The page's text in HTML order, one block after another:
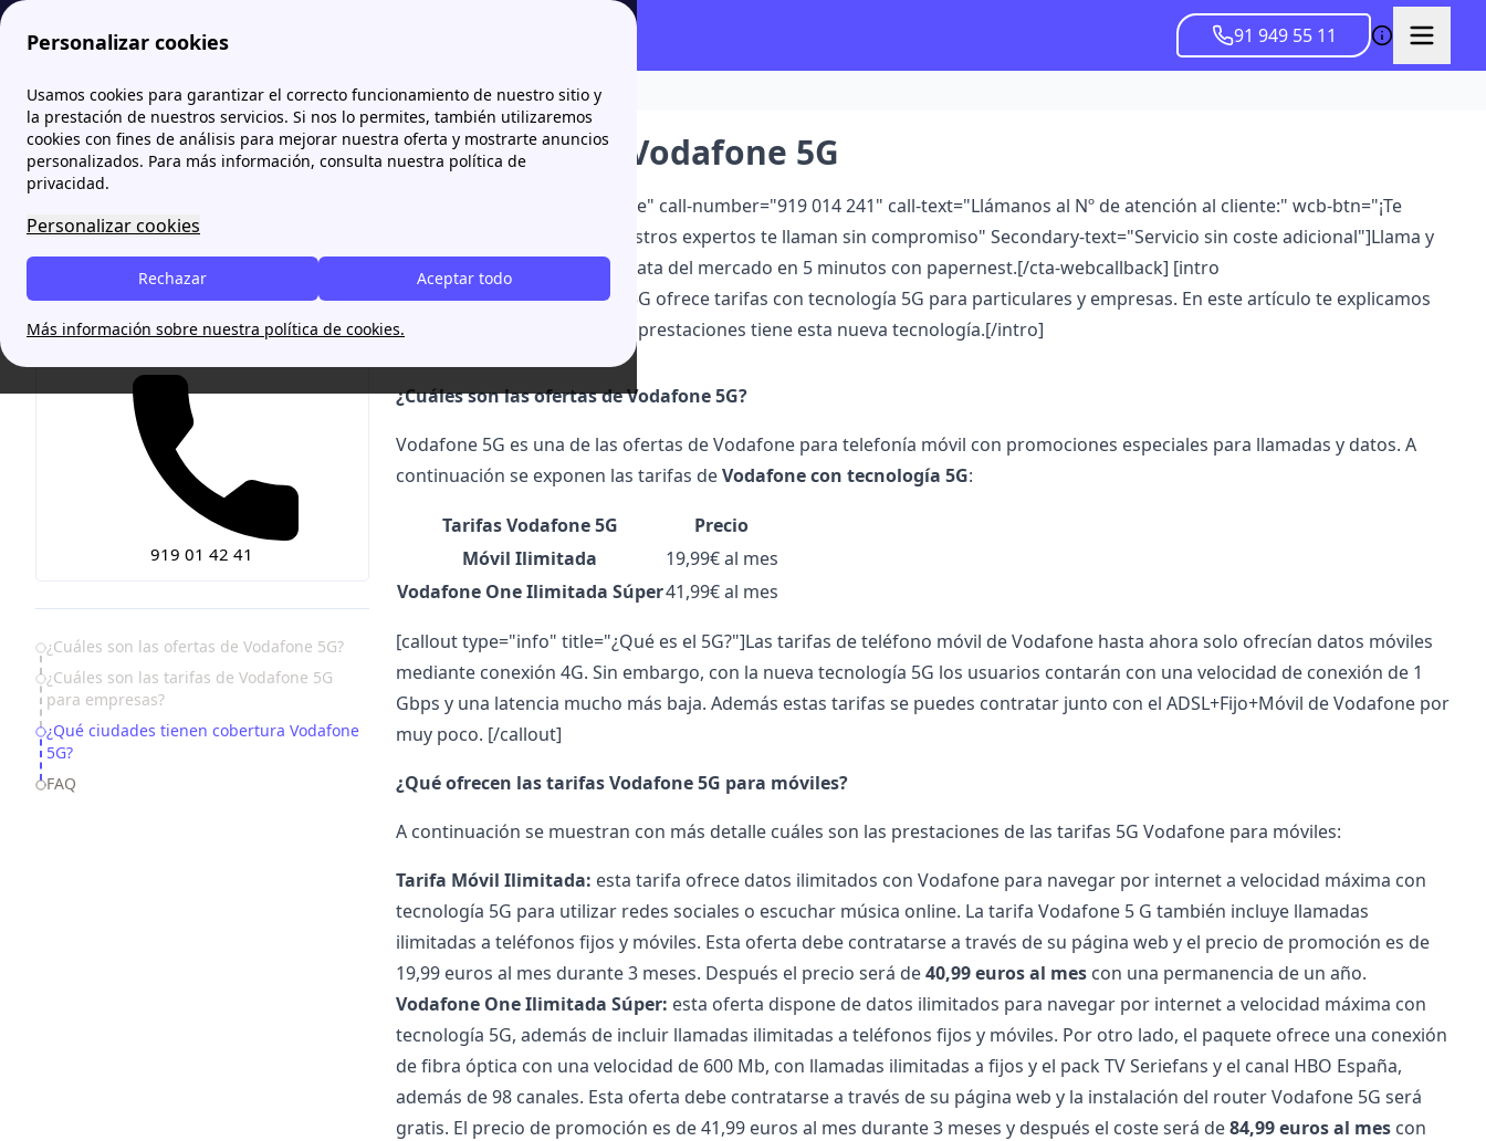
Personalizar cookies
Usamos cookies para garantizar el correcto funcionamiento de nuestro sitio y
la prestación de nuestros servicios. Si nos lo permites, también utilizaremos
cookies con fines de análisis para mejorar nuestra oferta y mostrarte anuncios
personalizados. Para más información, consulta nuestra política de
privacidad.
Personalizar cookies
Aceptar todo
Rechazar
Más información sobre nuestra política de cookies.
91 949 55 11
Zona Internet Ofertas de Vodafone Las tarifas de Vodafone 5G
Te ayudamos gratis
919 01 42 41
Table of Contents
¿Cuáles son las ofertas de Vodafone 5G?
¿Cuáles son las tarifas de Vodafone 5G
para empresas?
¿Qué ciudades tienen cobertura Vodafone
5G?
FAQ
Las tarifas de Vodafone 5G
[cta-webcallback color="white" call-number="919 014 241" call-text="Llámanos al Nº de atención al cliente:" wcb-btn="¡Te
llamamos!" wcb-text="O nuestros expertos te llaman sin compromiso" Secondary-text="Servicio sin coste adicional"]Llama y
contrata la tarifa 5G más barata del mercado en 5 minutos con papernest.[/cta-webcallback] [intro
title="Resumen:"]Vodafone 5G ofrece tarifas con tecnología 5G para particulares y empresas. En este artículo te explicamos
cuáles son sus precios y qué prestaciones tiene esta nueva tecnología.[/intro]
¿Cuáles son las ofertas de Vodafone 5G?
Vodafone 5G es una de las ofertas de Vodafonepara telefonía móvil con promociones especiales para llamadas y datos. A
continuación se exponen las tarifas deVodafone con tecnología 5G:
Tarifas Vodafone 5G
Precio
Móvil Ilimitada
19,99€ al mes
Vodafone One Ilimitada Súper41,99€ al mes
[callout type="info" title="¿Qué es el 5G?"]Las tarifas de teléfono móvil de Vodafonehasta ahora solo ofrecían datos móviles
mediante conexión 4G. Sin embargo, con la nueva tecnología 5G los usuarios contarán con una velocidad de conexión de 1
Gbps y una latencia mucho más baja. Además estas tarifas se puedes contratar junto con el ADSL+Fijo+Móvil de Vodafonepor
muy poco. [/callout]
¿Qué ofrecen las tarifas Vodafone 5G para móviles?
A continuación se muestran con más detalle cuáles son las prestaciones de las tarifas 5G Vodafone para móviles:
Tarifa Móvil Ilimitada: esta tarifa ofrece datos ilimitados con Vodafonepara navegar por internet a velocidad máxima con
tecnología 5G para utilizar redes sociales o escuchar música online. La tarifa Vodafone 5 G también incluye llamadas
ilimitadas a teléfonos fijos y móviles. Esta oferta debe contratarse a través de su página web y el precio de promoción es de
19,99 euros al mes durante 3 meses. Después el precio será de40,99 euros al mescon una permanencia de un año.
Vodafone One Ilimitada Súper: esta oferta dispone de datos ilimitados para navegar por internet a velocidad máxima con
tecnología 5G, además de incluir llamadas ilimitadas a teléfonos fijos y móviles. Por otro lado, el paquete ofrece una conexión
de fibra óptica con una velocidad de 600 Mb, con llamadas ilimitadas a fijos y el pack TV Seriefans y el canal HBO España,
además de 98 canales. Esta oferta debe contratarse a través de su página web y la instalación del router Vodafone 5G será
gratis. El precio de promoción es de 41,99 euros al mes durante 3 meses y después el coste será de84,99 euros al mescon